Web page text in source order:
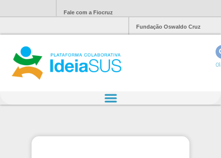
Fale com a Fiocruz
Fundação Oswaldo Cruz